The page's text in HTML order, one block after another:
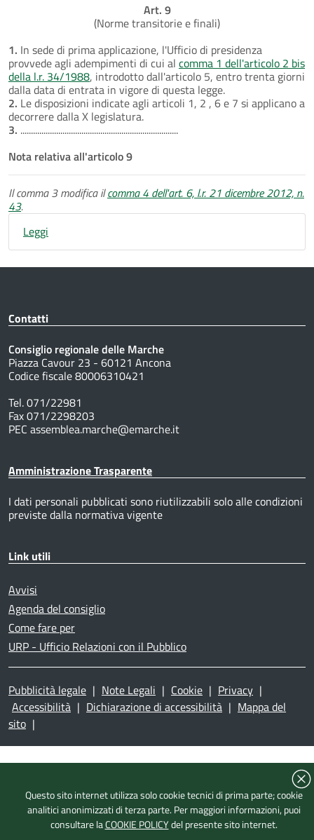
Art. 9
(Norme transitorie e finali)
1. In sede di prima applicazione, l'Ufficio di presidenza
provvede agli adempimenti di cui al comma 1 dell'articolo 2 bis
della l.r. 34/1988, introdotto dall'articolo 5, entro trenta giorni
dalla data di entrata in vigore di questa legge.
2. Le disposizioni indicate agli articoli 1, 2 , 6 e 7 si applicano a
decorrere dalla X legislatura.
3. ...........................................................................
Nota relativa all'articolo 9
Il comma 3 modifica ilcomma 4 dell'art. 6, l.r. 21 dicembre 2012, n.
43.
Leggi
Contatti
Consiglio regionale delle Marche
Piazza Cavour 23 - 60121 Ancona
Codice fiscale 80006310421
Tel. 071/22981
Fax 071/2298203
PEC assemblea.marche@emarche.it
Amministrazione Trasparente
I dati personali pubblicati sono riutilizzabili solo alle condizioni
previste dalla normativa vigente
Link utili
Avvisi
Agenda del consiglio
Come fare per
URP - Ufficio Relazioni con il Pubblico
Pubblicità legale | Note Legali | Cookie | Privacy |
Accessibilità | Dichiarazione di accessibilità | Mappa del
sito |
Questo sito internet utilizza solo cookie tecnici di prima parte; cookie
analitici anonimizzati di terza parte. Per maggiori informazioni, puoi
consultare laCOOKIE POLICYdel presente sito internet.